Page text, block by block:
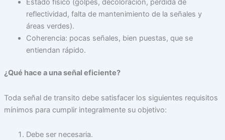
reflectividad, falta de mantenimiento de la señales y
áreas verdes).
Coherencia: pocas señales, bien puestas, que se
entiendan rápido.
¿Qué hace a una señal eficiente?
Toda señal de transito debe satisfacer los siguientes requisitos
mínimos para cumplir integralmente su objetivo:
Debe ser necesaria.